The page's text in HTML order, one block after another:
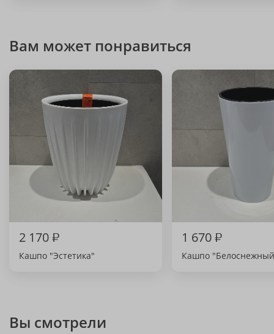
Вам может понравиться
2 170₽
Кашпо "Эстетика"
1 670₽
Кашпо
Вы смотрели